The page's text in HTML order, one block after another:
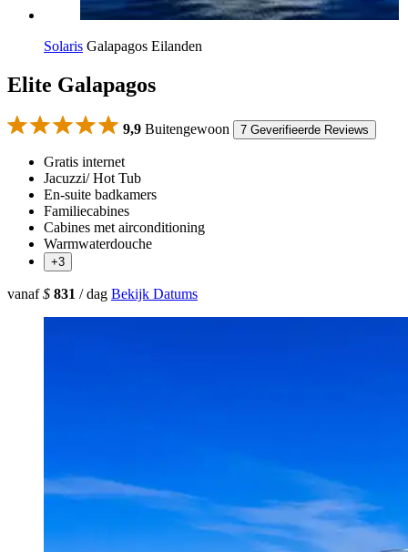
Solaris Galapagos Eilanden
Elite Galapagos
9,9 Buitengewoon 7 Geverifieerde Reviews
Gratis internet
Jacuzzi/ Hot Tub
En-suite badkamers
Familiecabines
Cabines met airconditioning
Warmwaterdouche
+3
vanaf$ 831 / dag Bekijk Datums